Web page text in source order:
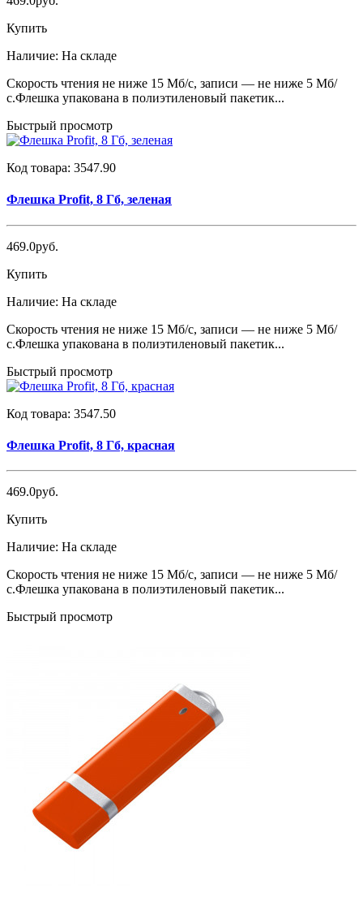
Купить
Наличие: На складе
Скорость чтения не ниже 15 Мб/с, записи — не ниже 5 Мб/
с.Флешка упакована в полиэтиленовый пакетик...
Быстрый просмотр
Код товара: 3547.90
Флешка Profit, 8 Гб, зеленая
469.0руб.
Купить
Наличие: На складе
Скорость чтения не ниже 15 Мб/с, записи — не ниже 5 Мб/
с.Флешка упакована в полиэтиленовый пакетик...
Быстрый просмотр
Код товара: 3547.50
Флешка Profit, 8 Гб, красная
469.0руб.
Купить
Наличие: На складе
Скорость чтения не ниже 15 Мб/с, записи — не ниже 5 Мб/
с.Флешка упакована в полиэтиленовый пакетик...
Быстрый просмотр